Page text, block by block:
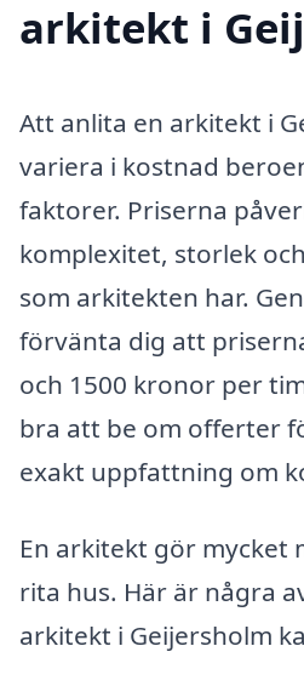
arkitekt i
Att anlita en arkitekt i
variera i kostnad
faktorer. Priserna
komplexitet, storlek
som arkitekten har.
förvänta dig att
och 1500 kronor per
bra att be om offerter
exakt uppfattning om
En arkitekt gör mycket
rita hus. Här är några
arkitekt i Geijersholm